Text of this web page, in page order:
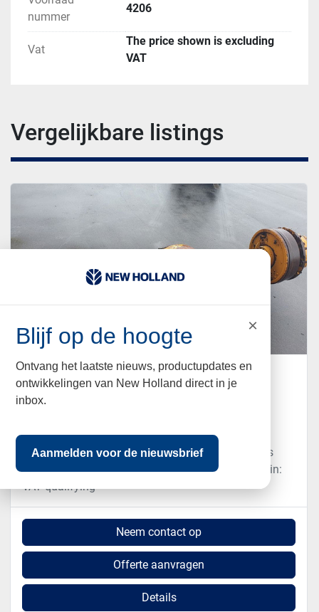
nummer
4206
Vat
The price shown is excluding
VAT
Vergelijkbare listings
2000 Fiattallis 580 voor en achter as
€2.200 (EUR)
2 assen 12 gaats flens breedte 1940 mm zie foto's
Vat: The price shown is excluding VAT | Vat/margin:
VAT qualifying
Neem contact op
Offerte aanvragen
Details
×
Blijf op de hoogte
Ontvang het laatste nieuws, productupdates en
ontwikkelingen van New Holland direct in je
inbox.
Aanmelden voor de nieuwsbrief